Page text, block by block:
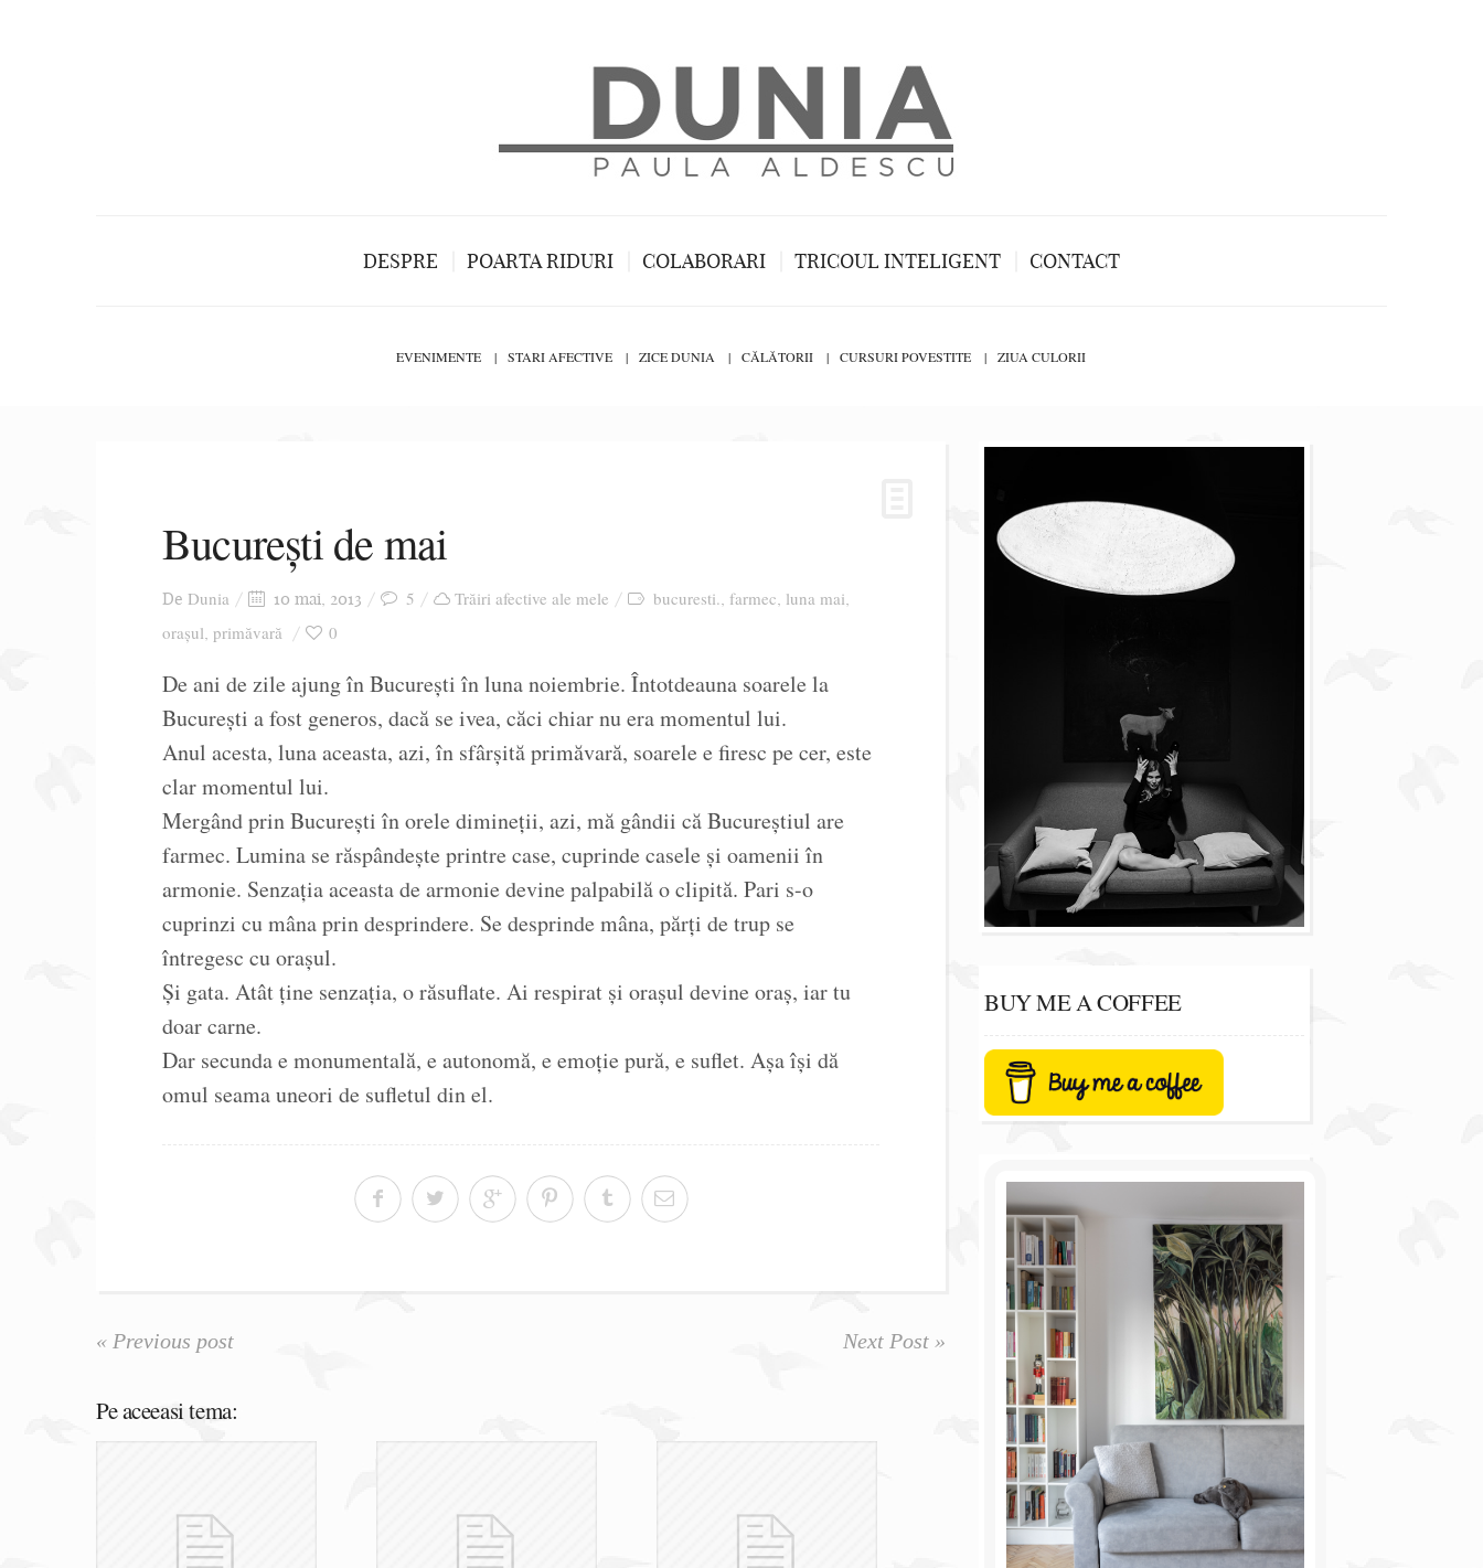
DESPRE POARTA RIDURI COLABORARI TRICOUL INTELIGENT CONTACT
EVENIMENTE STARI AFECTIVE ZICE DUNIA CĂLĂTORII CURSURI POVESTITE ZIUA CULORII
București de mai
De Dunia 10 mai, 2013 5 Trăiri afective ale mele bucuresti., farmec, luna mai,
orașul, primăvară 0
De ani de zile ajung în București în luna noiembrie. Întotdeauna soarele la
București a fost generos, dacă se ivea, căci chiar nu era momentul lui.
Anul acesta, luna aceasta, azi, în sfârșită primăvară, soarele e firesc pe cer, este
clar momentul lui.
Mergând prin București în orele dimineții, azi, mă gândii că Bucureștiul are
farmec. Lumina se răspândește printre case, cuprinde casele și oamenii în
armonie. Senzația aceasta de armonie devine palpabilă o clipită. Pari s-o
cuprinzi cu mâna prin desprindere. Se desprinde mâna, părți de trup se
întregesc cu orașul.
Și gata. Atât ține senzația, o răsuflate. Ai respirat și orașul devine oraș, iar tu
doar carne.
Dar secunda e monumentală, e autonomă, e emoție pură, e suflet. Așa își dă
omul seama uneori de sufletul din el.
« Previous post Next Post »
Pe aceeasi tema:
BUY ME A COFFEE